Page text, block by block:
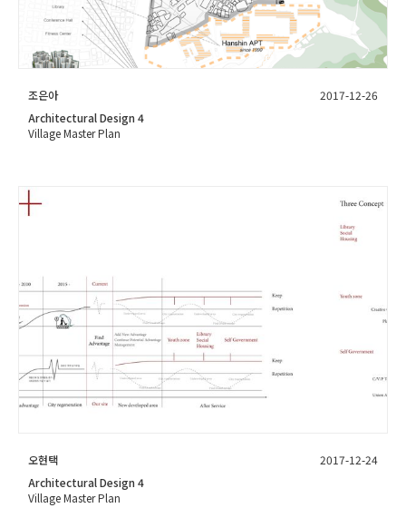
조은아
2017-12-26
Architectural Design 4
Village Master Plan
오현택
2017-12-24
Architectural Design 4
Village Master Plan